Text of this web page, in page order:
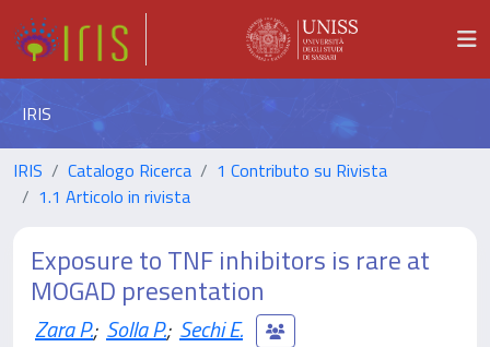
IRIS
IRIS Catalogo Ricerca
1 Contributo su Rivista
1.1 Articolo in rivista
Exposure to TNF inhibitors is rare at
MOGAD presentation
Zara P.; Solla P.; Sechi E.